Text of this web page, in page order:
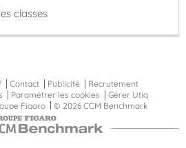
classes
Contact Publicité
Recrutement
Paramétrer les cookies
Gérer Utiq
Figaro © 2026 CCM Benchmark